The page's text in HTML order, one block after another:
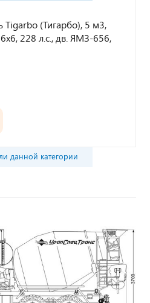
Tigarbo (Тигарбо), 5 м3,
228 л.с., дв. ЯМЗ-656,
данной категории